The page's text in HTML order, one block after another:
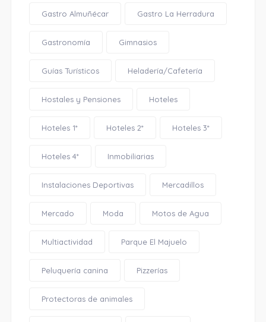
Gastro Almuñécar Gastro La Herradura
Gastronomía Gimnasios
Guías Turísticos Heladería/Cafetería
Hostales y Pensiones Hoteles
Hoteles 1* Hoteles 2* Hoteles 3*
Hoteles 4* Inmobiliarias
Instalaciones Deportivas Mercadillos
Mercado Moda Motos de Agua
Multiactividad Parque El Majuelo
Peluquería canina Pizzerías
Protectoras de animales